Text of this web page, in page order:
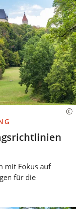
mit Fokus auf
für die